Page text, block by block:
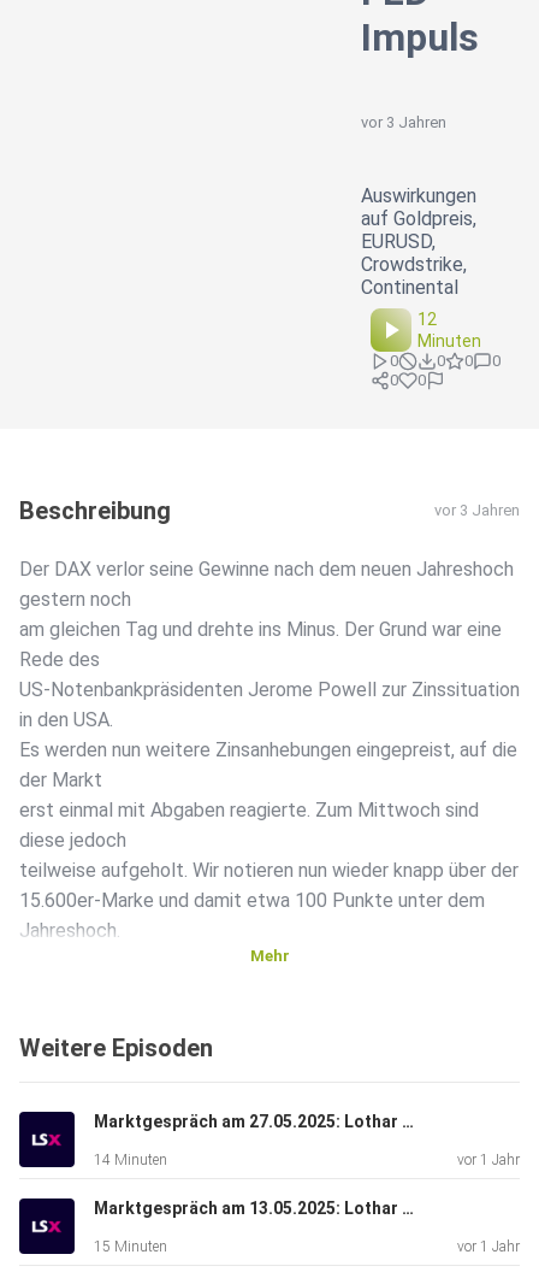
Impuls
vor 3 Jahren
Auswirkungen
auf Goldpreis,
EURUSD,
Crowdstrike,
Continental
12
Minuten
0 0 0
0
0
0
Beschreibung vor 3 Jahren
Der DAX verlor seine Gewinne nach dem neuen Jahreshoch
gestern noch
am gleichen Tag und drehte ins Minus. Der Grund war eine
Rede des
US-Notenbankpräsidenten Jerome Powell zur Zinssituation
in den USA.
Es werden nun weitere Zinsanhebungen eingepreist, auf die
der Markt
erst einmal mit Abgaben reagierte. Zum Mittwoch sind
diese jedoch
teilweise aufgeholt. Wir notieren nun wieder knapp über der
15.600er-Marke und damit etwa 100 Punkte unter dem
Jahreshoch.
Mehr
Weitere Episoden
Marktgespräch am 27.05.2025: Lothar Albert & Lars Erichsen
14 Minuten vor 1 Jahr
Marktgespräch am 13.05.2025: Lothar Albert & René Berteit
15 Minuten vor 1 Jahr